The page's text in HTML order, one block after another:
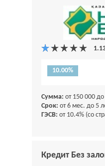
10.00%
Сумма: от 150 000
Срок: от 6 мес. до 5
ГЭСВ: от 10.4% (со
Кредит Без